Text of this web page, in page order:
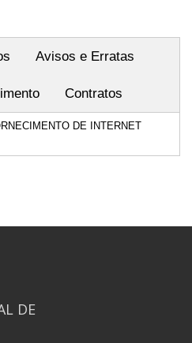
Avisos e Erratas
Contratos
DE INTERNET
DE